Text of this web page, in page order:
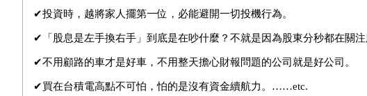
✔投資時，越將家人擺第一位，必能避開一切投機行為。
✔ 「股息是左手換右手」到底是在吵什麼？不就是因為股東分秒都在關
✔不用顧路的車才是好車，不用整天擔心財報問題的公司就是好公司。
✔買在台積電高點不可怕，怕的是沒有資金續航力。……etc.